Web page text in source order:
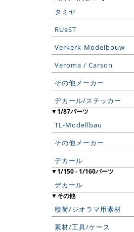
タミヤ
RUeST
Verkerk-Modelbouw
Veroma / Carson
その他メーカー
デカール/ステッカー
▼1/87パーツ
TL-Modellbau
その他メーカー
デカール
▼1/150 - 1/160パーツ
デカール
▼その他
積荷/ジオラマ用素材
素材/工具/ケース